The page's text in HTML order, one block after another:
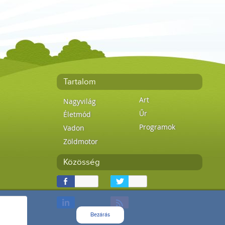
Bezárás
Tartalom
Nagyvilág
Életmód
Vadon
Zöldmotor
Art
Űr
Programok
Közösség